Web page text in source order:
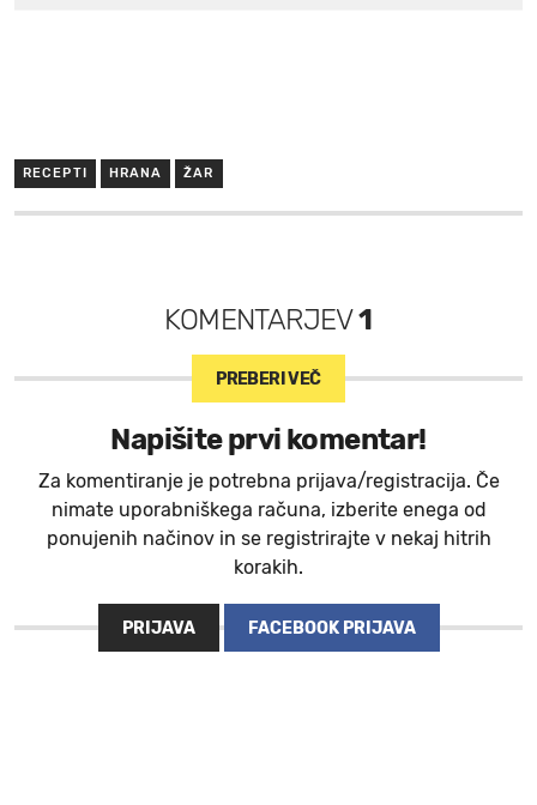
RECEPTI HRANA ŽAR
KOMENTARJEV1
PREBERI VEČ
Napišite prvi komentar!
Za komentiranje je potrebna prijava/registracija. Če
nimate uporabniškega računa, izberite enega od
ponujenih načinov in se registrirajte v nekaj hitrih
korakih.
PRIJAVA FACEBOOK PRIJAVA